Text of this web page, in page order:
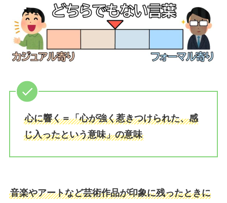
心に響く＝「心が強く惹きつけられた、感
じ入ったという意味」の意味
音楽やアートなど芸術作品が印象に残ったときに